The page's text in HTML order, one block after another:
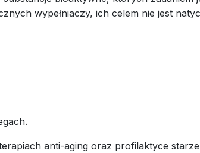
wypełniaczy, ich celem nie jest
anti-aging oraz profilaktyce